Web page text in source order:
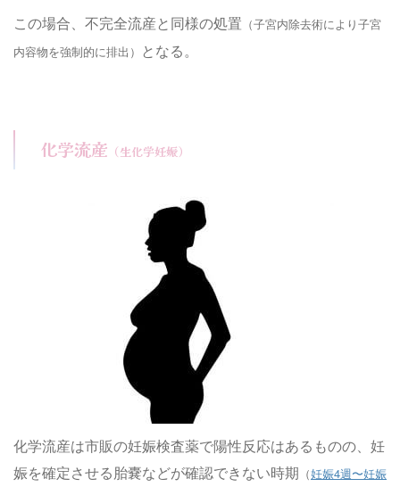
この場合、不完全流産と同様の処置 （子宮内除去術により子宮
内容物を強制的に排出） となる。
化学流産 （生化学妊娠）
化学流産は市販の妊娠検査薬で陽性反応はあるものの、妊
娠を確定させる胎嚢などが確認できない時期 （妊娠4週〜妊娠